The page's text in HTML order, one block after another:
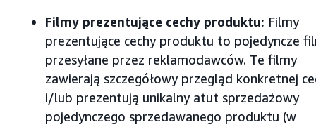
Filmy prezentujące cechy produktu: Filmy
prezentujące cechy produktu to pojedyncze
przesyłane przez reklamodawców. Te filmy
zawierają szczegółowy przegląd konkretnej
i/lub prezentują unikalny atut sprzedażowy
pojedynczego sprzedawanego produktu (w